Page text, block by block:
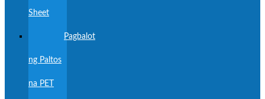
Sheet
Pagbalot
ng Paltos
na PET